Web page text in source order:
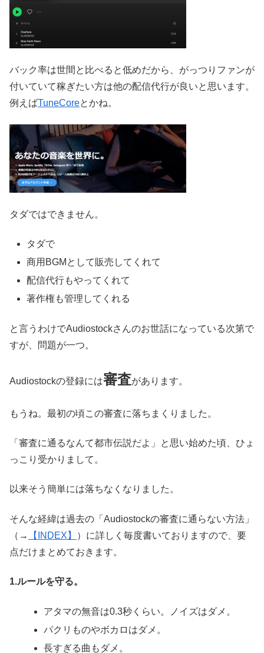
バック率は世間と比べると低めだから、がっつりファンが
付いていて稼ぎたい方は他の配信代行が良いと思います。
例えばTuneCoreとかね。
タダではできません。
タダで
商用BGMとして販売してくれて
配信代行もやってくれて
著作権も管理してくれる
と言うわけでAudiostockさんのお世話になっている次第で
すが、問題が一つ。
Audiostockの登録には審査があります。
もうね。最初の頃この審査に落ちまくりました。
「審査に通るなんて都市伝説だよ」と思い始めた頃、ひょ
っこり受かりまして。
以来そう簡単には落ちなくなりました。
そんな経緯は過去の「Audiostockの審査に通らない方法」
（→
【INDEX】
）に詳しく毎度書いておりますので、要
点だけまとめておきます。
1.ルールを守る。
アタマの無音は0.3秒くらい。ノイズはダメ。
パクリものやボカロはダメ。
長すぎる曲もダメ。